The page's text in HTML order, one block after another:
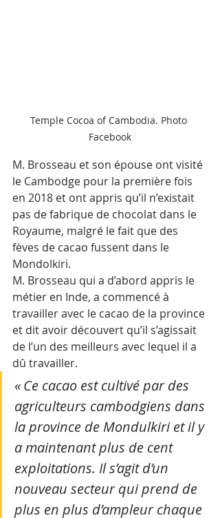
Temple Cocoa of Cambodia. Photo
Facebook
M. Brosseau et son épouse ont visité
le Cambodge pour la première fois
en 2018 et ont appris qu’il n’existait
pas de fabrique de chocolat dans le
Royaume, malgré le fait que des
fèves de cacao fussent dans le
Mondolkiri.
M. Brosseau qui a d’abord appris le
métier en Inde, a commencé à
travailler avec le cacao de la province
et dit avoir découvert qu’il s’agissait
de l’un des meilleurs avec lequel il a
dû travailler.
« Ce cacao est cultivé par des
agriculteurs cambodgiens dans
la province de Mondulkiri et il y
a maintenant plus de cent
exploitations. Il s’agit d’un
nouveau secteur qui prend de
plus en plus d’ampleur chaque